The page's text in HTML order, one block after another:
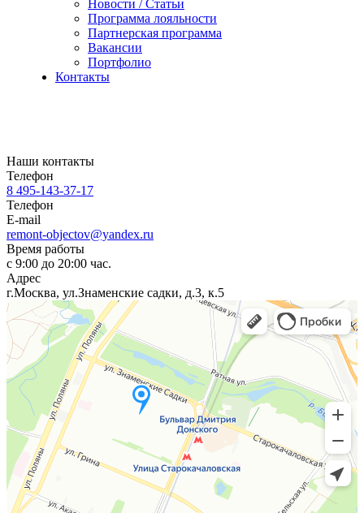
Новости / Статьи
Программа лояльности
Партнерская программа
Вакансии
Портфолио
Контакты
Наши контакты
Телефон
8 495-143-37-17
Телефон
E-mail
remont-objectov@yandex.ru
Время работы
с 9:00 до 20:00 час.
Адрес
г.Москва, ул.Знаменские садки, д.3, к.5